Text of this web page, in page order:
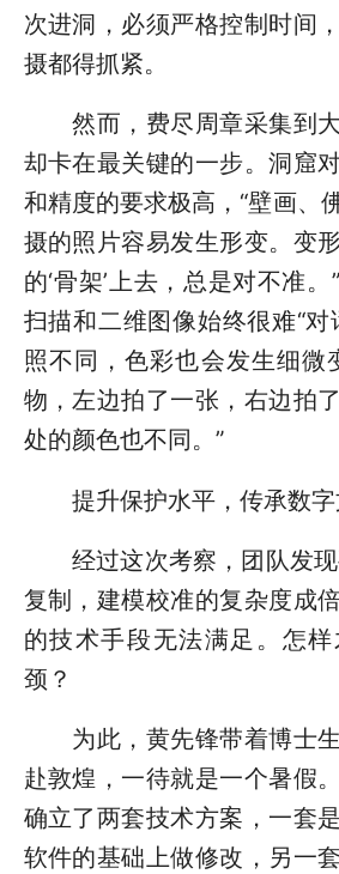
次进洞，必须严格控制时间
摄都得抓紧。
然而，费尽周章采集到大
却卡在最关键的一步。洞窟
和精度的要求极高，“壁画、
摄的照片容易发生形变。变
的‘骨架’上去，总是对不准
扫描和二维图像始终很难“对
照不同，色彩也会发生细微
物，左边拍了一张，右边拍
处的颜色也不同。”
提升保护水平，传承数字
经过这次考察，团队发现
复制，建模校准的复杂度成
的技术手段无法满足。怎
颈？
为此，黄先锋带着博士生
赴敦煌，一待就是一个暑假
确立了两套技术方案，一套
软件的基础上做修改，另一